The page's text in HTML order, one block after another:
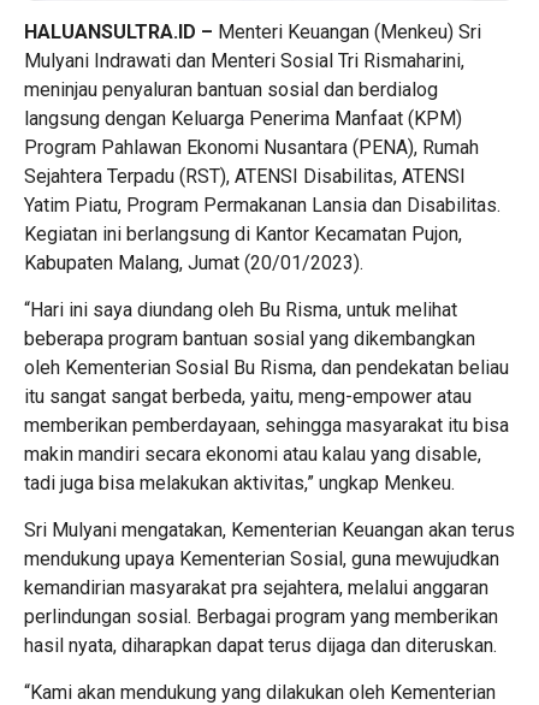
HALUANSULTRA.ID – Menteri Keuangan (Menkeu) Sri
Mulyani Indrawati dan Menteri Sosial Tri Rismaharini,
meninjau penyaluran bantuan sosial dan berdialog
langsung dengan Keluarga Penerima Manfaat (KPM)
Program Pahlawan Ekonomi Nusantara (PENA), Rumah
Sejahtera Terpadu (RST), ATENSI Disabilitas, ATENSI
Yatim Piatu, Program Permakanan Lansia dan Disabilitas.
Kegiatan ini berlangsung di Kantor Kecamatan Pujon,
Kabupaten Malang, Jumat (20/01/2023).
“Hari ini saya diundang oleh Bu Risma, untuk melihat
beberapa program bantuan sosial yang dikembangkan
oleh Kementerian Sosial Bu Risma, dan pendekatan beliau
itu sangat sangat berbeda, yaitu, meng-empower atau
memberikan pemberdayaan, sehingga masyarakat itu bisa
makin mandiri secara ekonomi atau kalau yang disable,
tadi juga bisa melakukan aktivitas,” ungkap Menkeu.
Sri Mulyani mengatakan, Kementerian Keuangan akan terus
mendukung upaya Kementerian Sosial, guna mewujudkan
kemandirian masyarakat pra sejahtera, melalui anggaran
perlindungan sosial. Berbagai program yang memberikan
hasil nyata, diharapkan dapat terus dijaga dan diteruskan.
“Kami akan mendukung yang dilakukan oleh Kementerian